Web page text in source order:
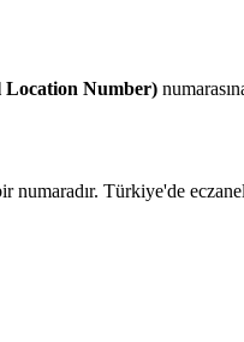
Location Number)
Türkiye'de